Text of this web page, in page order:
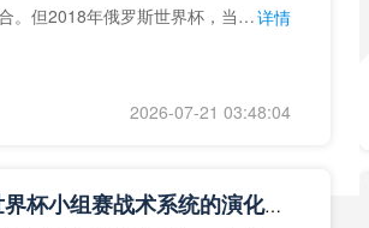
。但2018年俄罗斯世界杯，当
详情
2026-07-21 03:48:04
**从熵增到自组织：2026世界杯小组赛战术系统的演化密码**